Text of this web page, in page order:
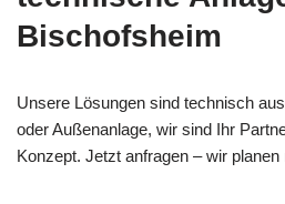
Bischofsheim
Unsere Lösungen sind technisch
oder Außenanlage, wir sind Ihr
Konzept. Jetzt anfragen – wir